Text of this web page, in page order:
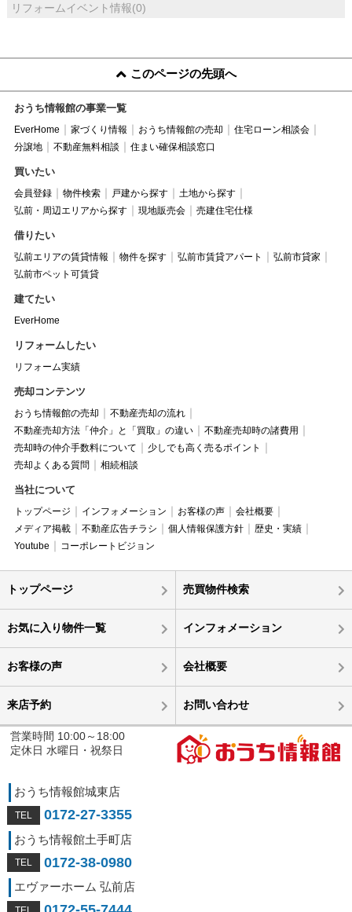
リフォームイベント情報(0)
このページの先頭へ
おうち情報館の事業一覧
EverHome 家づくり情報 おうち情報館の売却
住宅ローン相談会
分譲地
不動産無料相談 住まい確保相談窓口
買いたい
会員登録 物件検索 戸建から探す
土地から探す
弘前・周辺エリアから探す
現地販売会 売建住宅仕様
借りたい
弘前エリアの賃貸情報 物件を探す 弘前市賃貸アパート
弘前市貸家
弘前市ペット可賃貸
建てたい
EverHome
リフォームしたい
リフォーム実績
売却コンテンツ
おうち情報館の売却
不動産売却の流れ
不動産売却方法「仲介」と「買取」の違い
不動産売却時の諸費用
売却時の仲介手数料について
少しでも高く売るポイント
売却よくある質問
相続相談
当社について
トップページ インフォメーション お客様の声
会社概要
メディア掲載
不動産広告チラシ 個人情報保護方針
歴史・実績
Youtube
コーポレートビジョン
トップページ 売買物件検索
お気に入り物件一覧 インフォメーション
お客様の声 会社概要
来店予約 お問い合わせ
営業時間 10:00～18:00
定休日 水曜日・祝祭日
おうち情報館城東店
0172-27-3355
おうち情報館土手町店
0172-38-0980
エヴァーホーム 弘前店